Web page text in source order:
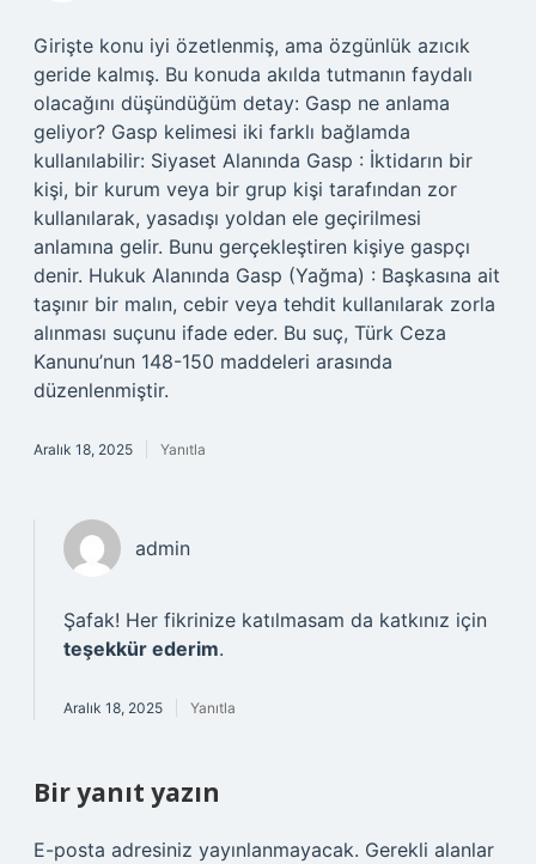
Girişte konu iyi özetlenmiş, ama özgünlük azıcık
geride kalmış. Bu konuda akılda tutmanın faydalı
olacağını düşündüğüm detay: Gasp ne anlama
geliyor? Gasp kelimesi iki farklı bağlamda
kullanılabilir: Siyaset Alanında Gasp : İktidarın bir
kişi, bir kurum veya bir grup kişi tarafından zor
kullanılarak, yasadışı yoldan ele geçirilmesi
anlamına gelir. Bunu gerçekleştiren kişiye gaspçı
denir. Hukuk Alanında Gasp (Yağma) : Başkasına ait
taşınır bir malın, cebir veya tehdit kullanılarak zorla
alınması suçunu ifade eder. Bu suç, Türk Ceza
Kanunu’nun 148-150 maddeleri arasında
düzenlenmiştir.
Aralık 18, 2025 Yanıtla
admin
Şafak! Her fikrinize katılmasam da katkınız için
teşekkür ederim.
Aralık 18, 2025 Yanıtla
Bir yanıt yazın
E-posta adresiniz yayınlanmayacak. Gerekli alanlar